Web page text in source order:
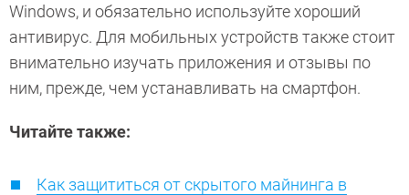
Windows, и обязательно используйте хороший
антивирус. Для мобильных устройств также стоит
внимательно изучать приложения и отзывы по
ним, прежде, чем устанавливать на смартфон.
Читайте также:
Как защититься от скрытого майнинга в